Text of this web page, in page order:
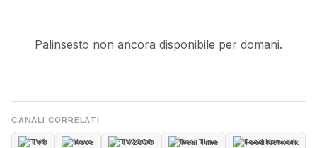
Palinsesto non ancora disponibile per domani.
CANALI CORRELATI
TV8 Nove TV2000 Real Time Food Network